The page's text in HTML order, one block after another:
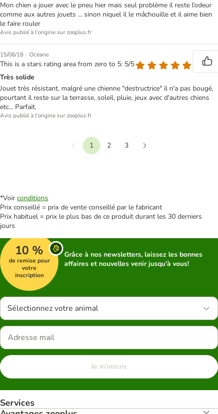
Mon chien a jouer avec le pneu hier mais seul problème il reste l’odeur
comme aux autres jouets ... sinon niquel il le mâchouille et il aime bien
le faire rouler
Avis publié à l'origine sur zooplus.fr
15/06/18 | Océane
This is a stars rating area from zero to 5: 5/5
Très solide
Jouet très résistant, malgré une chienne "destructrice" il n'a pas bougé,
pourtant il reste sur la terrasse, soleil, pluie, jeux avec d'autres chiens
etc... Parfait.
Avis publié à l'origine sur zooplus.fr
Précédent
1 2
3
*Voir conditions
Prix conseillé = prix de vente conseillé par le fabricant
Prix habituel = prix le plus bas de ce produit durant les 30 derniers
jours
10 %
de remise pour
votre
inscription
Grâce à nos newsletters, laissez les bonnes
affaires et nouvelles venir jusqu'à vous!
Sélectionnez votre animal
Je m'inscris
Services